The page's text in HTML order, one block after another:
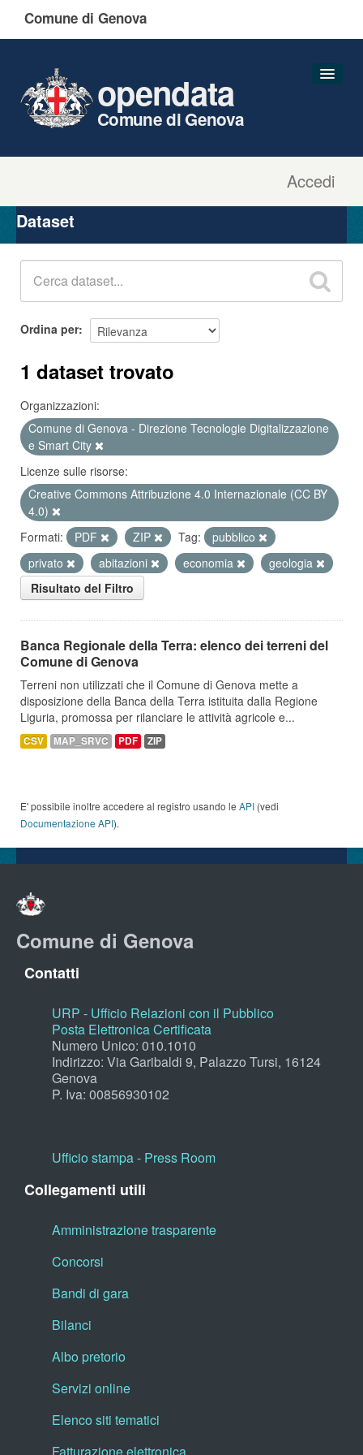
Comune di Genova
Accedi
opendata
Comune di Genova
Organizzazioni
Gruppi
Dataset
Ordina per
1 dataset trovato
Organizzazioni:
Comune di Genova - Direzione Tecnologie Digitalizzazione
e Smart City
Licenze sulle risorse:
Creative Commons Attribuzione 4.0 Internazionale (CC BY
4.0)
Formati:
PDF ZIP Tag:
pubblico
privato
abitazioni economia
geologia
Risultato del Filtro
Banca Regionale della Terra: elenco dei terreni del
Comune di Genova
Terreni non utilizzati che il Comune di Genova mette a
disposizione della Banca della Terra istituita dalla Regione
Liguria, promossa per rilanciare le attività agricole e...
CSV MAP_SRVC PDF ZIP
E' possibile inoltre accedere al registro usando le API (vedi
Documentazione API).
Comune di Genova
Contatti
URP - Ufficio Relazioni con il Pubblico
Posta Elettronica Certificata
Numero Unico: 010.1010
Indirizzo: Via Garibaldi 9, Palazzo Tursi, 16124
Genova
P. Iva: 00856930102
Ufficio stampa - Press Room
Collegamenti utili
Amministrazione trasparente
Concorsi
Bandi di gara
Bilanci
Albo pretorio
Servizi online
Elenco siti tematici